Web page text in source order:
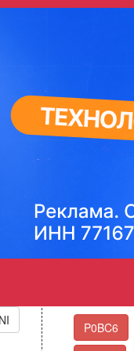
-
Temperature
P0BC6